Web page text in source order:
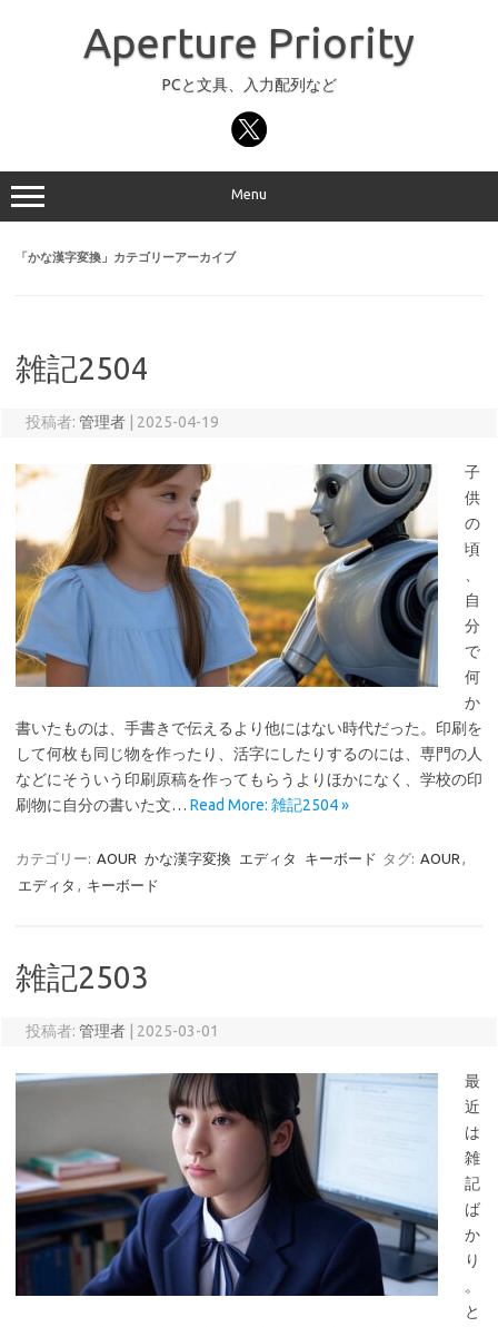
Aperture Priority
PCと文具、入力配列など
Menu
「かな漢字変換 」カテゴリーアーカイブ
雑記2504
投稿者: 管理者 2025-04-19
子
供
の
頃
自
分
で
何
か
書いたものは、手書きで伝えるより他にはない時代だった。印刷を
して何枚も同じ物を作ったり、活字にしたりするのには、専門の人
などにそういう印刷原稿を作ってもらうよりほかになく、学校の印
刷物に自分の書いた文… Read More: 雑記2504 »
カテゴリー: AOUR かな漢字変換 エディタ キーボード タグ: AOUR ,
エディタ , キーボード
雑記2503
投稿者: 管理者 2025-03-01
最
近
は
雑
記
ば
か
り
。
と